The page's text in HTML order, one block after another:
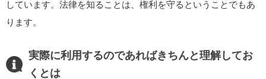
しています。法律を知ることは、権利を守るということでもあ
ります。
実際に利用するのであればきちんと理解してお
くとは